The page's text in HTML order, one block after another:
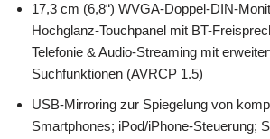
17,3 cm (6,8“) WVGA-Doppel-DIN-
Hochglanz-Touchpanel mit BT-
Telefonie & Audio-Streaming mit
Suchfunktionen (AVRCP 1.5)
USB-Mirroring zur Spiegelung von
Smartphones; iPod/iPhone-Steuerung;